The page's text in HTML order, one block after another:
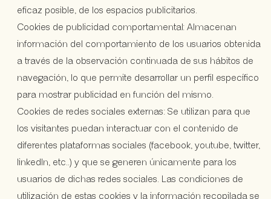
eficaz posible, de los espacios publicitarios.
Cookies de publicidad comportamental: Almacenan
información del comportamiento de los usuarios obtenida
a través de la observación continuada de sus hábitos de
navegación, lo que permite desarrollar un perfil específico
para mostrar publicidad en función del mismo.
Cookies de redes sociales externas: Se utilizan para que
los visitantes puedan interactuar con el contenido de
diferentes plataformas sociales (facebook, youtube, twitter,
linkedIn, etc..) y que se generen únicamente para los
usuarios de dichas redes sociales. Las condiciones de
utilización de estas cookies y la información recopilada se